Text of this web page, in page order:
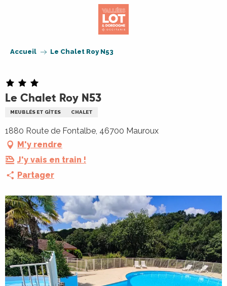
Accueil Le Chalet Roy N53
Le Chalet Roy N53
MEUBLÉS ET GÎTES CHALET
1880 Route de Fontalbe, 46700 Mauroux
M'y rendre
J'y vais en train !
Partager